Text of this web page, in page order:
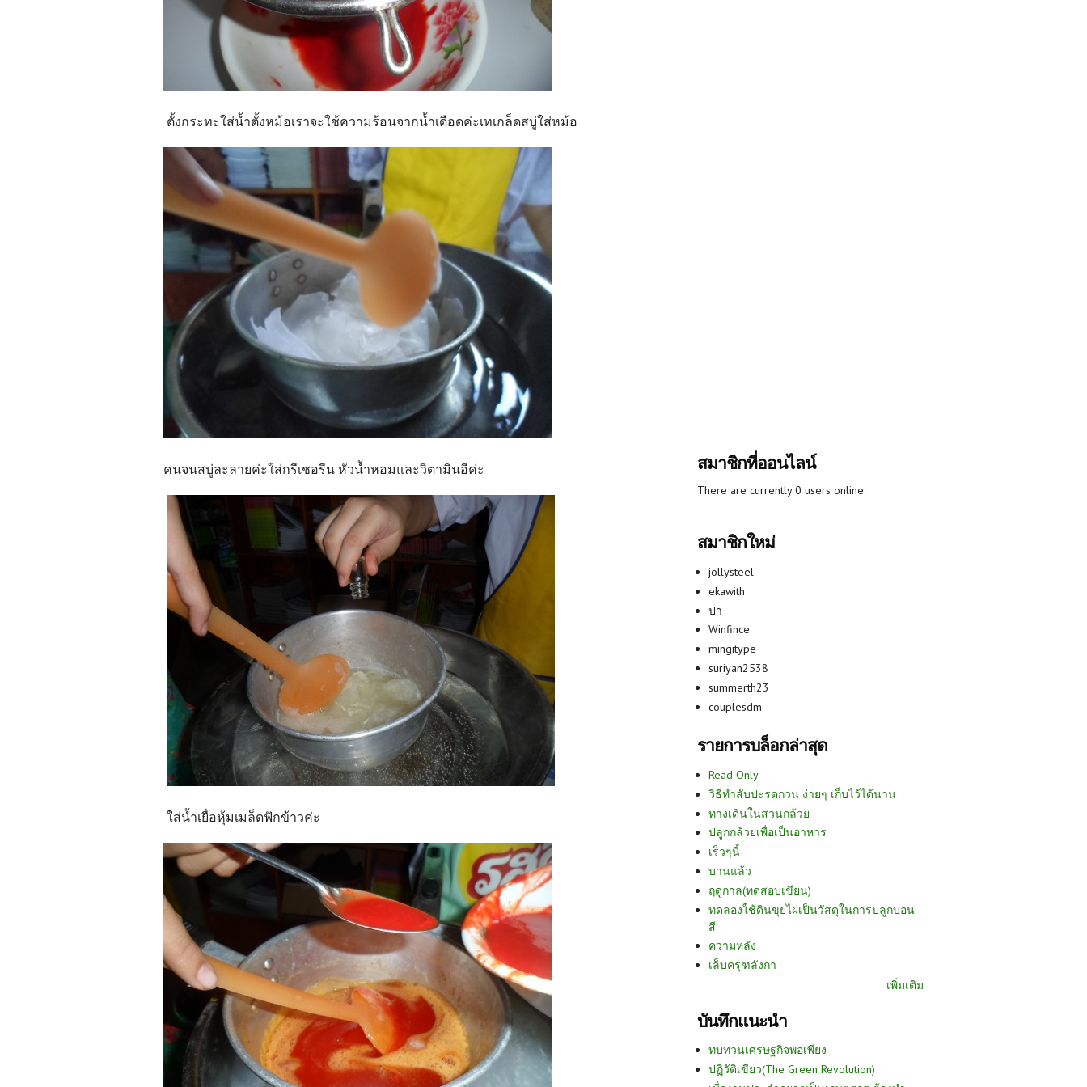
ตั้งกระทะใส่น้ำตั้งหม้อเราจะใช้ความร้อนจากน้ำเดือดค่ะเทเกล็ดสบู่ใส่หม้อ
คนจนสบู่ละลายค่ะใส่กรีเชอรีน หัวน้ำหอมและวิตามินอีค่ะ
ใส่น้ำเยื่อหุ้มเมล็ดฟักข้าวค่ะ
สมาชิกที่ออนไลน์
There are currently 0 users online.
สมาชิกใหม่
jollysteel
ekawith
ปา
Winfince
mingitype
suriyan2538
summerth23
couplesdm
รายการบล็อกล่าสุด
Read Only
วิธีทำสับปะรดกวน ง่ายๆ เก็บไว้ได้นาน
ทางเดินในสวนกล้วย
ปลูกกล้วยเพื่อเป็นอาหาร
เร็วๆนี้
บานแล้ว
ฤดูกาล(ทดสอบเขียน)
ทดลองใช้ดินขุยไผ่เป็นวัสดุในการปลูกบอน
สี
ความหลัง
เล็บครุฑลังกา
เพิ่มเติม
บันทึกแนะนำ
ทบทวนเศรษฐกิจพอเพียง
ปฏิวัติเขียว(The Green Revolution)